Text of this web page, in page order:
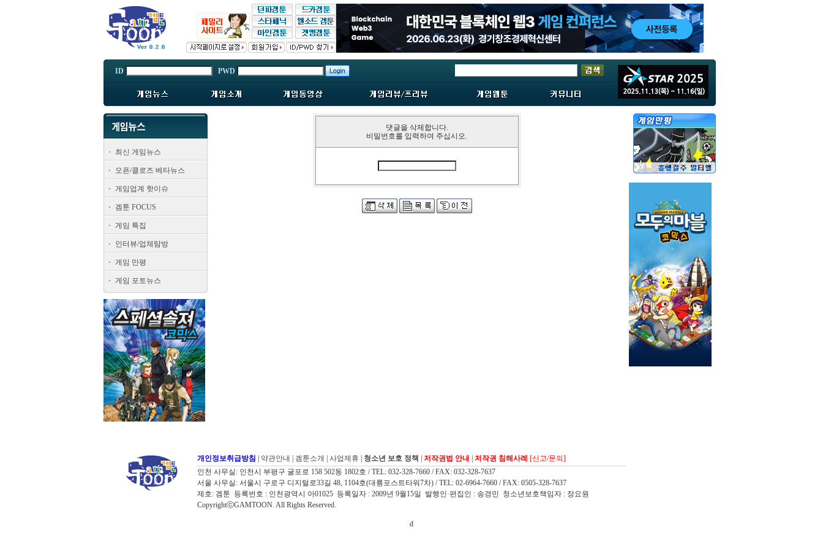
ID PWD
최신 게임뉴스
오픈/클로즈 베타뉴스
게임업계 핫이슈
겜툰 FOCUS
게임 특집
인터뷰/업체탐방
게임 만평
게임 포토뉴스
댓글을 삭제합니다.
비밀번호를 입력하여 주십시오.
개인정보취급방침 약관안내 겜툰소개 사업제휴 청소년 보호 정책 저작권법 안내 저작권 침해사례
[신고/문의]
인천 사무실: 인천시 부평구 굴포로 158 502동 1802호 / TEL: 032-328-7660 / FAX: 032-328-7637
서울 사무실: 서울시 구로구 디지털로33길 48, 1104호(대륭포스트타워7차) / TEL: 02-6964-7660 / FAX: 0505-328-7637
제호: 겜툰 등록번호 : 인천광역시 아01025 등록일자 : 2009년 9월15일 발행인·편집인 : 송경민 청소년보호책임자 : 장요원
CopyrightⓒGAMTOON. All Rights Reserved.
d